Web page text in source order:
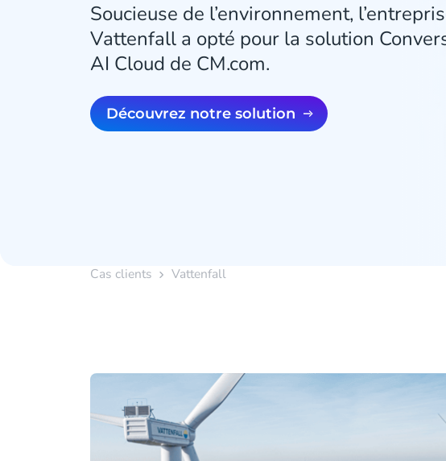
Soucieuse de l’environnement,
Vattenfall a opté pour la solution
AI Cloud de CM.com.
Découvrez notre solution
Cas clients Vattenfall